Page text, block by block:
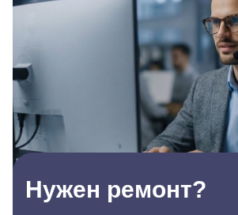
Нужен ремонт?